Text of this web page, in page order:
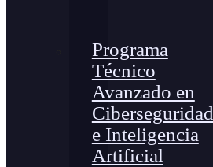
Programa
Técnico
Avanzado en
Ciberseguridad
e Inteligencia
Artificial